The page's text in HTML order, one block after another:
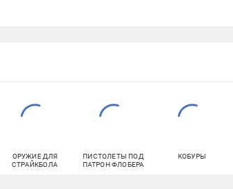
ОРУЖИЕ ДЛЯ
СТРАЙКБОЛА
ПИСТОЛЕТЫ ПОД
ПАТРОН ФЛОБЕРА
КОБУРЫ